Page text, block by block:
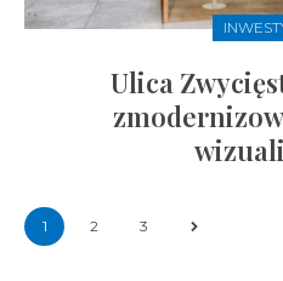
Ulica
1 2 3